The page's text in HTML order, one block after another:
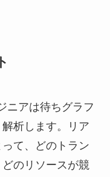
ニアは待ちグラフ
析します。リア
て、どのトラン
のリソースが競